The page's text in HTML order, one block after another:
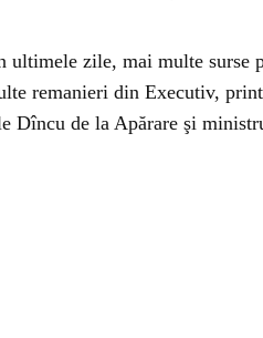
ultimele zile, mai multe
remanieri din Executiv,
Dîncu de la Apărare şi